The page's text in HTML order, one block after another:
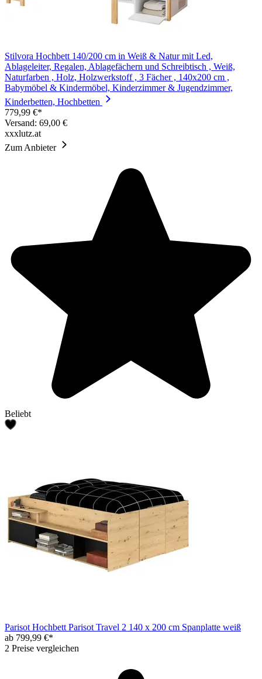
Stilvora Hochbett 140/200 cm in Weiß & Natur mit Led,
Ablageleiter, Regalen, Ablagefächern und Schreibtisch , Weiß,
Naturfarben , Holz, Holzwerkstoff , 3 Fächer , 140x200 cm ,
Babymöbel & Kindermöbel, Kinderzimmer & Jugendzimmer,
Kinderbetten, Hochbetten
779,99 €*
Versand: 69,00 €
xxxlutz.at
Zum Anbieter
Beliebt
Parisot Hochbett Parisot Travel 2 140 x 200 cm Spanplatte weiß
ab 799,99 €*
2 Preise vergleichen